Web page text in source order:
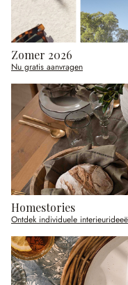
Zomer 2026
Nu gratis aanvragen
Homestories
Ontdek individuele